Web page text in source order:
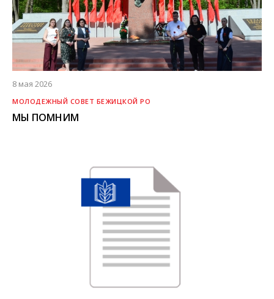
8 мая 2026
МОЛОДЕЖНЫЙ СОВЕТ БЕЖИЦКОЙ РО
МЫ ПОМНИМ